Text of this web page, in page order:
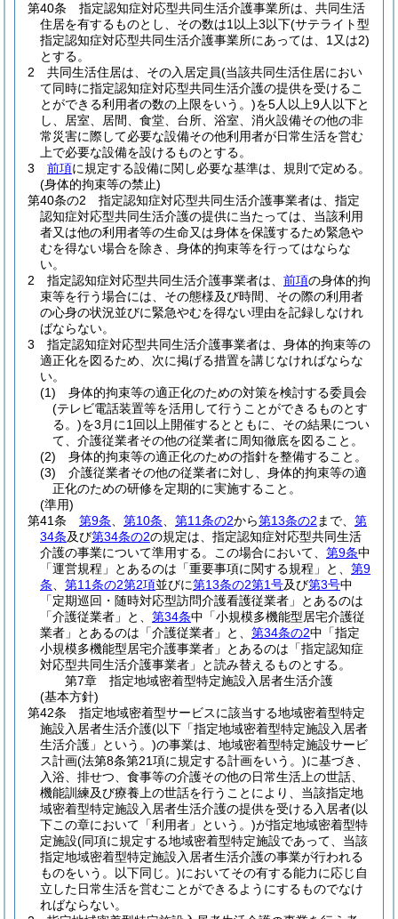
第40条
指定認知症対応型共同生活介護事業所は、共同生活
住居を有するものとし、その数は1以上3以下(サテライト型
指定認知症対応型共同生活介護事業所にあっては、1又は2)
とする。
2
共同生活住居は、その入居定員(当該共同生活住居におい
て同時に指定認知症対応型共同生活介護の提供を受けるこ
とができる利用者の数の上限をいう。)を5人以上9人以下と
し、居室、居間、食堂、台所、浴室、消火設備その他の非
常災害に際して必要な設備その他利用者が日常生活を営む
上で必要な設備を設けるものとする。
3
前項に規定する設備に関し必要な基準は、規則で定める。
(身体的拘束等の禁止)
第40条の2
指定認知症対応型共同生活介護事業者は、指定
認知症対応型共同生活介護の提供に当たっては、当該利用
者又は他の利用者等の生命又は身体を保護するため緊急や
むを得ない場合を除き、身体的拘束等を行ってはならな
い。
2
指定認知症対応型共同生活介護事業者は、 前項の身体的拘
束等を行う場合には、その態様及び時間、その際の利用者
の心身の状況並びに緊急やむを得ない理由を記録しなけれ
ばならない。
3
指定認知症対応型共同生活介護事業者は、身体的拘束等の
適正化を図るため、次に掲げる措置を講じなければならな
い。
(1)
身体的拘束等の適正化のための対策を検討する委員会
(テレビ電話装置等を活用して行うことができるものとす
る。)を3月に1回以上開催するとともに、その結果につい
て、介護従業者その他の従業者に周知徹底を図ること。
(2)
身体的拘束等の適正化のための指針を整備すること。
(3)
介護従業者その他の従業者に対し、身体的拘束等の適
正化のための研修を定期的に実施すること。
(準用)
第41条
第9条 第10条 第11条の2から第13条の2 まで、 第
34条及び第34条の2の規定は、指定認知症対応型共同生活
介護の事業について準用する。
この場合において、 第9条中
「運営規程」とあるのは「重要事項に関する規程」と、 第9
条
第11条の2第2項並びに第13条の2第1号及び第3号中
「定期巡回・随時対応型訪問介護看護従業者」とあるのは
「介護従業者」と、 第34条中「小規模多機能型居宅介護従
業者」とあるのは「介護従業者」と、 第34条の2中「指定
小規模多機能型居宅介護事業者」とあるのは「指定認知症
対応型共同生活介護事業者」と読み替えるものとする。
第7章
指定地域密着型特定施設入居者生活介護
(基本方針)
第42条
指定地域密着型サービスに該当する地域密着型特定
施設入居者生活介護(以下「指定地域密着型特定施設入居者
生活介護」という。)の事業は、地域密着型特定施設サービ
ス計画(法第8条第21項に規定する計画をいう。)に基づき、
入浴、排せつ、食事等の介護その他の日常生活上の世話、
機能訓練及び療養上の世話を行うことにより、当該指定地
域密着型特定施設入居者生活介護の提供を受ける入居者(以
下この章において「利用者」という。)が指定地域密着型特
定施設(同項に規定する地域密着型特定施設であって、当該
指定地域密着型特定施設入居者生活介護の事業が行われる
ものをいう。以下同じ。)においてその有する能力に応じ自
立した日常生活を営むことができるようにするものでなけ
ればならない。